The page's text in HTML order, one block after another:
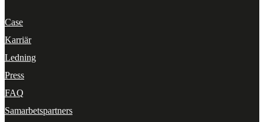
Case
Karriär
Ledning
Press
FAQ
Samarbetspartners